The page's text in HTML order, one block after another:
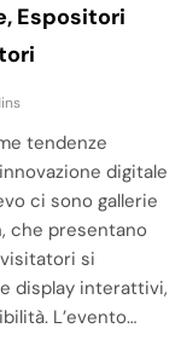
Espositori
tendenze
digitale
ci sono gallerie
che presentano
si
display interattivi,
L’evento…